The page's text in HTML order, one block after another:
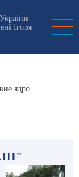
Ігоря
ядро